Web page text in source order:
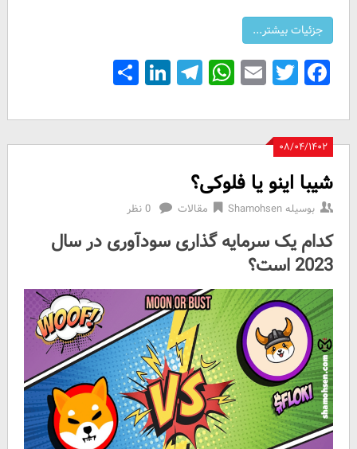
Facebook
Twitter
Email
WhatsApp
Telegram
LinkedIn
Share
۰۸/۰۴/۱۴۰۲
شیبا اینو یا فلوکی؟
بوسیلهShamohsen مقالات 0 نظر
کدام یک سرمایه گذاری سودآوری در سال
2023 است؟